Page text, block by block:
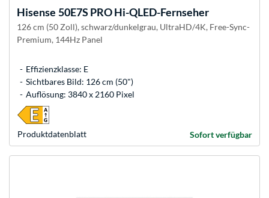
Hisense 50E7S PRO Hi-QLED-Fernseher
126 cm (50 Zoll), schwarz/dunkelgrau, UltraHD/4K, Free-Sync-
Premium, 144Hz Panel
Effizienzklasse: E
Sichtbares Bild: 126 cm (50")
Auflösung: 3840 x 2160 Pixel
Produkt­datenblatt Sofort verfügbar